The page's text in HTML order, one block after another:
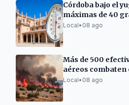
Córdoba bajo el
máximas de 40
Local• 08 ago
Más de 500
aéreos combaten
Local• 08 ago